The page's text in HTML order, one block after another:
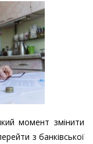
момент змінити
з банківської